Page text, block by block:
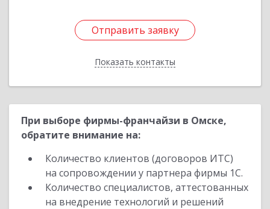
Отправить заявку
Показать контакты
Отправить заявку
Назад
При выборе фирмы-франчайзи в Омске,
обратите внимание на:
Количество клиентов (договоров ИТС)
на сопровождении у партнера фирмы 1С.
Количество специалистов, аттестованных
на внедрение технологий и решений